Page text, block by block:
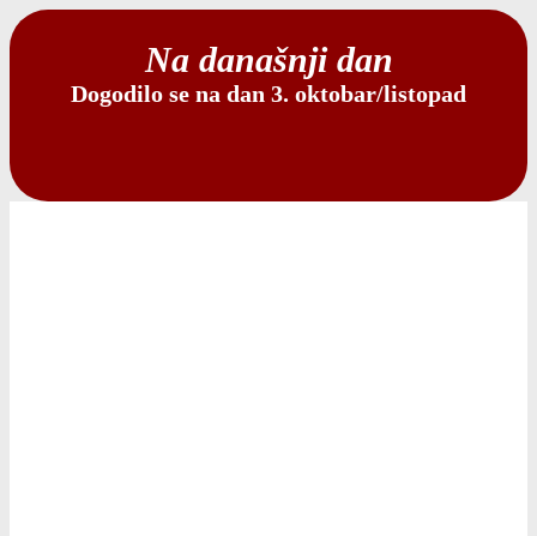
Na današnji dan
Dogodilo se na dan 3. oktobar/listopad